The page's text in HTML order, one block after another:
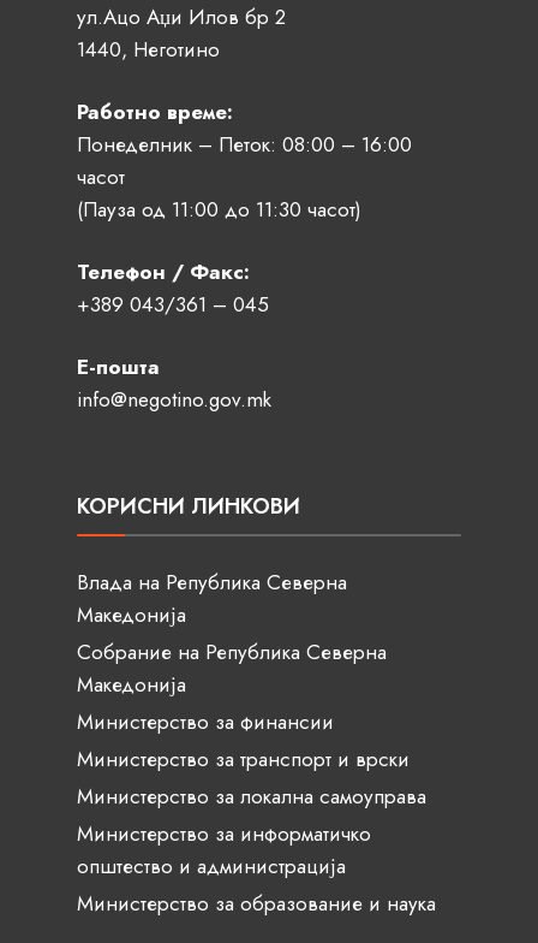
ул.Ацо Аџи Илов бр 2
1440, Неготино
Работно време:
Понеделник – Петок: 08:00 – 16:00
часот
(Пауза од 11:00 до 11:30 часот)
Телефон / Факс:
+389 043/361 – 045
Е-пошта
info@negotino.gov.mk
КОРИСНИ ЛИНКОВИ
Влада на Република Северна
Македонија
Собрание на Република Северна
Македонија
Министерство за финансии
Министерство за транспорт и врски
Министерство за локална самоуправа
Министерство за информатичко
општество и администрација
Министерство за образование и наука